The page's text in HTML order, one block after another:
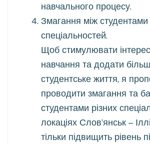
навчального процесу.
Змагання між студентами
спеціальностей.
Щоб стимулювати
навчання та додати
студентське життя, я
проводити змагання та
студентами різних
локаціях Слов’янськ –
тільки підвищить рівень